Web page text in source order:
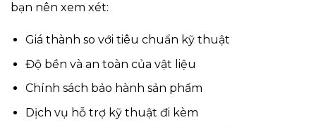
bạn nên xem xét:
Giá thành so với tiêu chuẩn kỹ thuật
Độ bền và an toàn của vật liệu
Chính sách bảo hành sản phẩm
Dịch vụ hỗ trợ kỹ thuật đi kèm